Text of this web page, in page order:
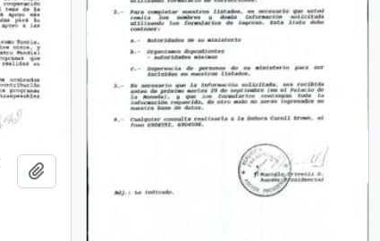
Add to clipboard